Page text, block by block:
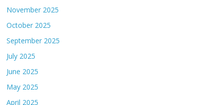
November 2025
October 2025
September 2025
July 2025
June 2025
May 2025
April 2025